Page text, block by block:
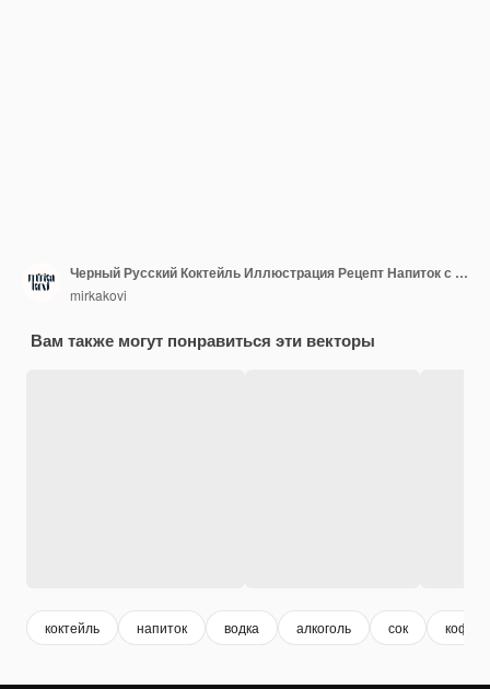
Черный Русский Коктейль Иллюстрация Рецепт Напиток с ингредиентами
mirkakovi
Вам также могут понравиться эти векторы
коктейль напиток водка алкоголь сок кофе